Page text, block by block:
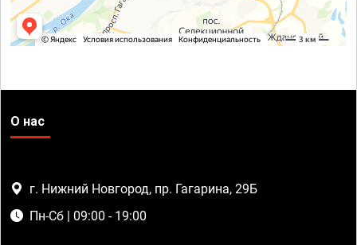
О нас
г. Нижний Новгород, пр. Гагарина, 29Б
Пн-Сб | 09:00 - 19:00